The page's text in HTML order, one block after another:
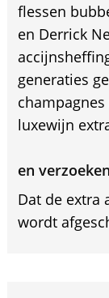
flessen
en Derrick
generaties
luxewijn
en verzoeken
Dat de extra
wordt